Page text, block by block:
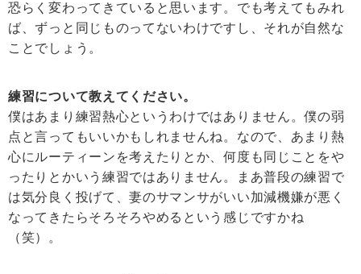
恐らく変わってきていると思います。でも考えてもみれ
ば、ずっと同じものってないわけですし、それが自然な
ことでしょう。
練習について教えてください。
僕はあまり練習熱心というわけではありません。僕の弱
点と言ってもいいかもしれませんね。なので、あまり熱
心にルーティーンを考えたりとか、何度も同じことをや
ったりとかいう練習ではありません。まあ普段の練習で
は気分良く投げて、妻のサマンサがいい加減機嫌が悪く
なってきたらそろそろやめるという感じですかね
（笑）。